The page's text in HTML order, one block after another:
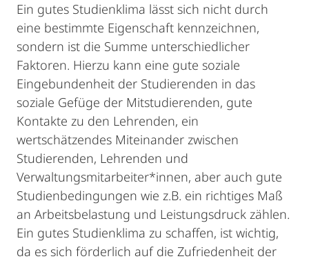
Ein gutes Studienklima lässt sich nicht durch
eine bestimmte Eigenschaft kennzeichnen,
sondern ist die Summe unterschiedlicher
Faktoren. Hierzu kann eine gute soziale
Eingebundenheit der Studierenden in das
soziale Gefüge der Mitstudierenden, gute
Kontakte zu den Lehrenden, ein
wertschätzendes Miteinander zwischen
Studierenden, Lehrenden und
Verwaltungsmitarbeiter*innen, aber auch gute
Studienbedingungen wie z.B. ein richtiges Maß
an Arbeitsbelastung und Leistungsdruck zählen.
Ein gutes Studienklima zu schaffen, ist wichtig,
da es sich förderlich auf die Zufriedenheit der